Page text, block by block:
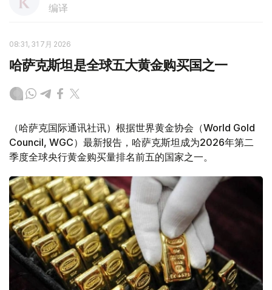
编译
08:31, 31 7月 2026
哈萨克斯坦是全球五大黄金购买国之一
（哈萨克国际通讯社讯）根据世界黄金协会（World Gold
Council, WGC）最新报告，哈萨克斯坦成为2026年第二
季度全球央行黄金购买量排名前五的国家之一。